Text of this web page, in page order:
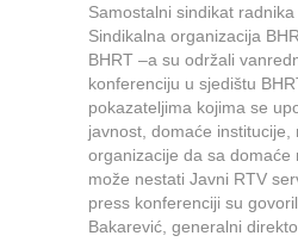
Samostalni sindikat radnika
Sindikalna organizacija
BHRT –a su održali
konferenciju u sjedištu
pokazateljima kojima se
javnost, domaće institucije,
organizacije da sa domaće
može nestati Javni RTV
press konferenciji su
Bakarević, generalni